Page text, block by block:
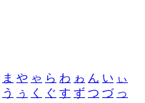
ま や ゃ ら わ ゎ ん い ぃ
う ぅ く ぐ す ず つ づ っ